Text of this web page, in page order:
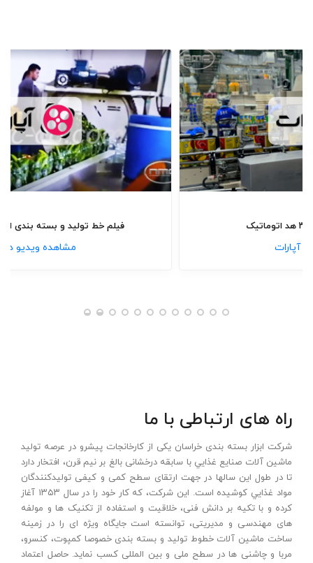
کنترل ، بازرسی و توزین
تونل های سردکن ، آبزدایی و خلاء
دستگاه های بسته بندی نهایی
خطوط تولید
خطوط تولید صفر تا صد
سکوی پوست گیری ، خلال و هسته گیری
فیلم دستگاه دربند قوطی ۳ هد اتوماتیک
راه های ارتباطی با ما
شرکت ابزار بسته بندی خراسان یکی از کارخانجات پیشرو در عرصه تولید
ماشين آلات صنايع غذايي با سابقه درخشانی بالغ بر نیم قرن، افتخار دارد
تا در طول این سالها در جهت ارتقای سطح کمی و کيفی توليدکنندگان
مواد غذايي کوشیده است. این شرکت، که کار خود را در سال ۱۳۵۳ آغاز
کرده و با تکيه بر دانش فنی، خلاقيت و استفاده از تکنيک ها و مولفه
های مهندسی و مديريتی، توانسته است جايگاه ويژه ای را در زمينه
ساخت ماشين آلات خطوط توليد و بسته بندی خصوصا کمپوت، کنسرو،
مربا و چاشنی ها در سطح ملی و بین المللی کسب نمايد. حاصل اعتماد